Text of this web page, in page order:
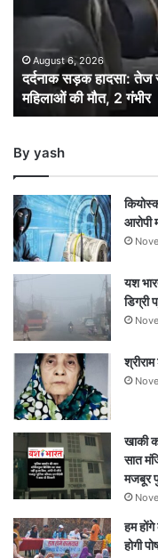
कार
ट्रक
टकराई,
2
की
गंभीर
August 6, 2026
दर्दनाक सड़क हादसा:
महिलाओं की मौत, 2 गंभीर
By yash
यश
डिग्री
खाकी
सात
मजबूर
हम
होगी